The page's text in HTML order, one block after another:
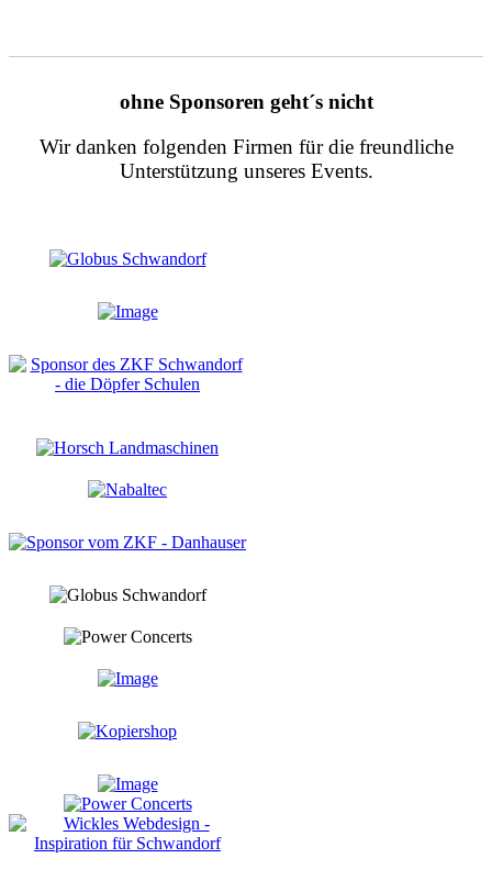
ohne Sponsoren geht´s nicht
Wir danken folgenden Firmen für die freundliche
Unterstützung unseres Events.